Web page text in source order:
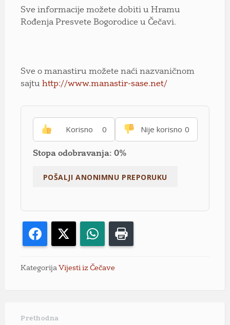
Sve informacije možete dobiti u Hramu
Rođenja Presvete Bogorodice u Čečavi.
Sve o manastiru možete naći nazvaničnom
sajtu http://www.manastir-sase.net/
Korisno 0 Nije korisno 0
Stopa odobravanja: 0%
Facebook WhatsApp
Kategorija Vijesti iz Čečave
Prethodna